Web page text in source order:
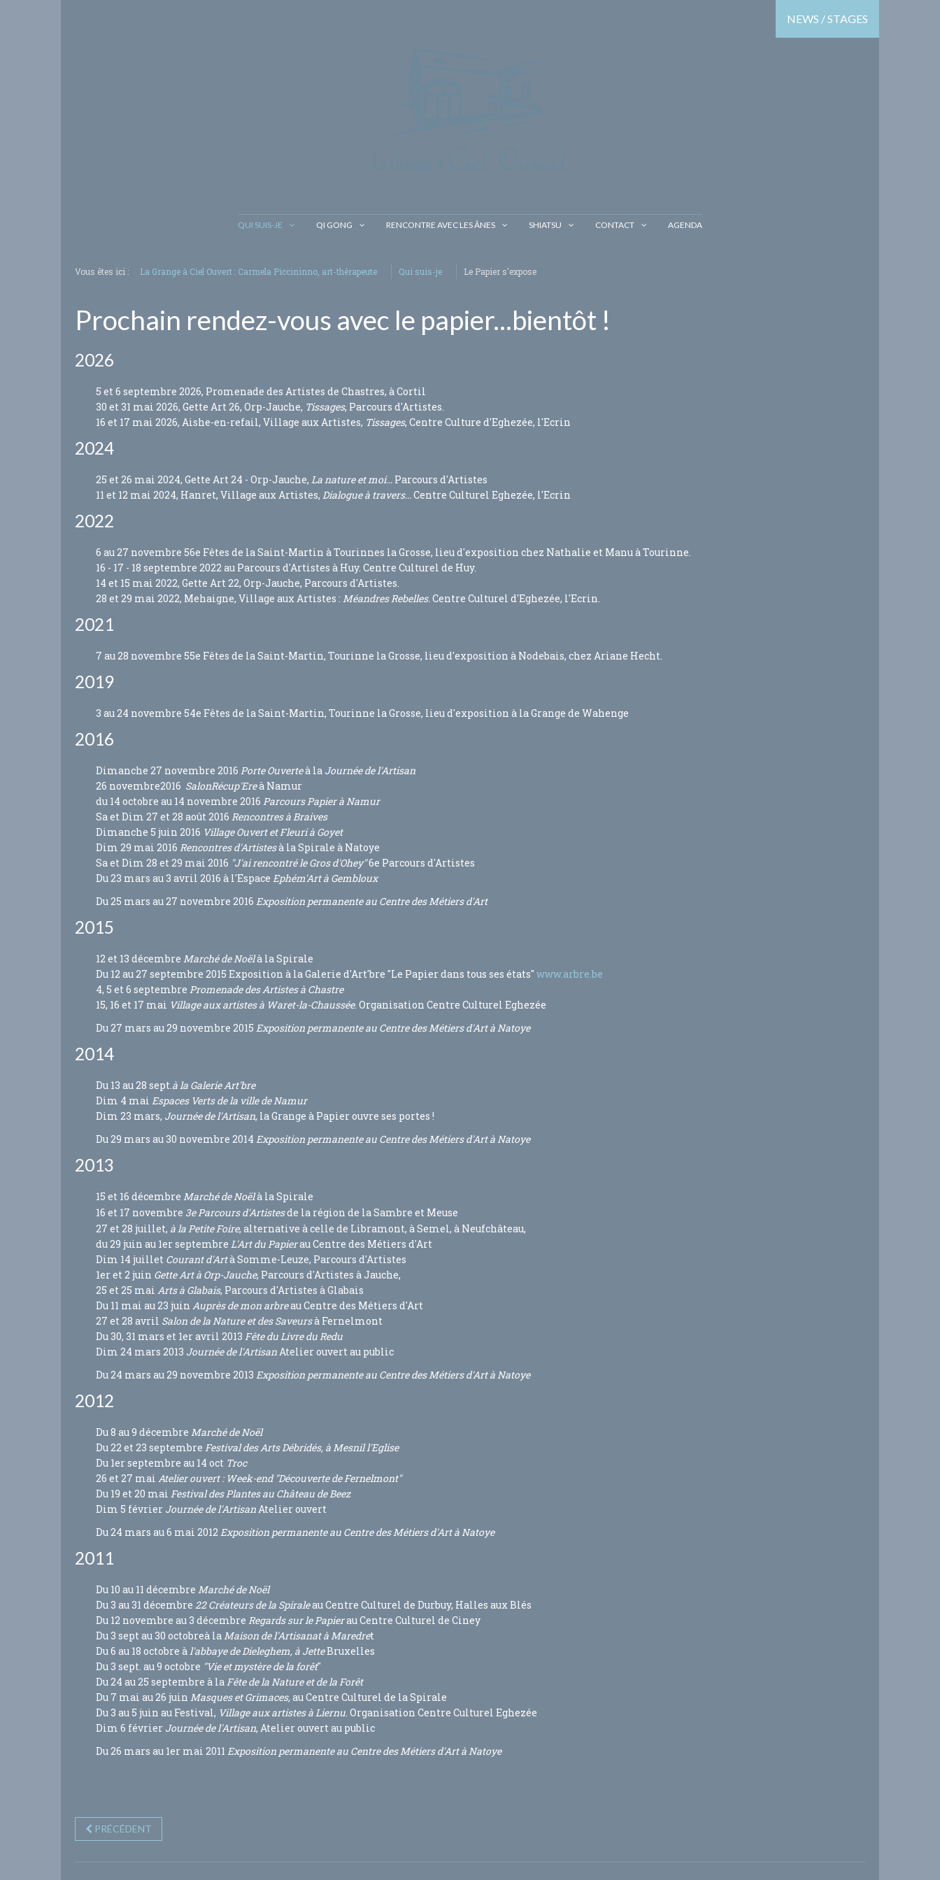
NEWS / STAGES
QUI SUIS-JE QI GONG RENCONTRE AVEC LES ÂNES SHIATSU CONTACT AGENDA
Vous êtes ici : La Grange à Ciel Ouvert : Carmela Piccininno, art-thérapeute Qui suis-je Le Papier s'expose
Prochain rendez-vous avec le papier...bientôt !
2026
5 et 6 septembre 2026, Promenade des Artistes de Chastres, à Cortil
30 et 31 mai 2026, Gette Art 26, Orp-Jauche, Tissages, Parcours d'Artistes.
16 et 17 mai 2026, Aishe-en-refail, Village aux Artistes, Tissages, Centre Culture d'Eghezée, l'Ecrin
2024
25 et 26 mai 2024, Gette Art 24 - Orp-Jauche, La nature et moi... Parcours d'Artistes
11 et 12 mai 2024, Hanret, Village aux Artistes, Dialogue à travers...Centre Culturel Eghezée, l'Ecrin
2022
6 au 27 novembre 56e Fêtes de la Saint-Martin à Tourinnes la Grosse, lieu d'exposition chez Nathalie et Manu à Tourinne.
16 - 17 - 18 septembre 2022 au Parcours d'Artistes à Huy. Centre Culturel de Huy.
14 et 15 mai 2022, Gette Art 22, Orp-Jauche, Parcours d'Artistes.
28 et 29 mai 2022, Mehaigne, Village aux Artistes : Méandres Rebelles.Centre Culturel d'Eghezée, l'Ecrin.
2021
7 au 28 novembre 55e Fêtes de la Saint-Martin, Tourinne la Grosse, lieu d'exposition à Nodebais, chez Ariane Hecht.
2019
3 au 24 novembre 54e Fêtes de la Saint-Martin, Tourinne la Grosse, lieu d'exposition à la Grange de Wahenge
2016
Dimanche 27 novembre 2016 Porte Ouverteà la Journée de l'Artisan
26 novembre2016 SalonRécup'Ereà Namur
du 14 octobre au 14 novembre 2016 Parcours Papier à Namur
Sa et Dim 27 et 28 août 2016 Rencontres à Braives
Dimanche 5 juin 2016 Village Ouvert et Fleuri à Goyet
Dim 29 mai 2016 Rencontres d'Artistesà la Spirale à Natoye
Sa et Dim 28 et 29 mai 2016 "J'ai rencontré le Gros d'Ohey"6e Parcours d'Artistes
Du 23 mars au 3 avril 2016 à l'Espace Ephém'Art à Gembloux
Du 25 mars au 27 novembre 2016 Exposition permanente au Centre des Métiers d'Art
2015
12 et 13 décembre Marché de Noëlà la Spirale
Du 12 au 27 septembre 2015 Exposition à la Galerie d'Art'bre "Le Papier dans tous ses états" www.arbre.be
4, 5 et 6 septembre Promenade des Artistes à Chastre
15, 16 et 17 mai Village aux artistes à Waret-la-Chaussée. Organisation Centre Culturel Eghezée
Du 27 mars au 29 novembre 2015 Exposition permanente au Centre des Métiers d'Art à Natoye
2014
Du 13 au 28 sept.à la Galerie Art'bre
Dim 4 mai Espaces Verts de la ville de Namur
Dim 23 mars, Journée de l'Artisan, la Grange à Papier ouvre ses portes !
Du 29 mars au 30 novembre 2014 Exposition permanente au Centre des Métiers d'Art à Natoye
2013
15 et 16 décembre Marché de Noëlà la Spirale
16 et 17 novembre 3e Parcours d'Artistesde la région de la Sambre et Meuse
27 et 28 juillet, à la Petite Foire, alternative à celle de Libramont, à Semel, à Neufchâteau,
du 29 juin au 1er septembre L'Art du Papierau Centre des Métiers d'Art
Dim 14 juillet Courant d'Artà Somme-Leuze, Parcours d'Artistes
1er et 2 juin Gette Art à Orp-Jauche, Parcours d'Artistes à Jauche,
25 et 25 mai Arts à Glabais, Parcours d'Artistes à Glabais
Du 11 mai au 23 juin Auprès de mon arbreau Centre des Métiers d'Art
27 et 28 avril Salon de la Nature et des Saveursà Fernelmont
Du 30, 31 mars et 1er avril 2013 Fête du Livre du Redu
Dim 24 mars 2013 Journée de l'ArtisanAtelier ouvert au public
Du 24 mars au 29 novembre 2013 Exposition permanente au Centre des Métiers d'Art à Natoye
2012
Du 8 au 9 décembre Marché de Noël
Du 22 et 23 septembre Festival des Arts Débridés, à Mesnil l'Eglise
Du 1er septembre au 14 oct Troc
26 et 27 mai Atelier ouvert: Week-end "Découverte de Fernelmont"
Du 19 et 20 mai Festival des Plantes au Château de Beez
Dim 5 février Journée de l'ArtisanAtelier ouvert
Du 24 mars au 6 mai 2012 Exposition permanente au Centre des Métiers d'Art à Natoye
2011
Du 10 au 11 décembre Marché de Noël
Du 3 au 31 décembre 22 Créateurs de la Spiraleau Centre Culturel de Durbuy, Halles aux Blés
Du 12 novembre au 3 décembre Regards sur le Papierau Centre Culturel de Ciney
Du 3 sept au 30 octobreà laMaison de l'Artisanat à Maredret
Du 6 au 18 octobre àl'abbaye de Dieleghem, à JetteBruxelles
Du 3 sept. au 9 octobre "Vie et mystère de la forêt"
Du 24 au 25 septembre à laFête de la Nature et de la Forêt
Du 7 mai au 26 juin Masques et Grimaces,au Centre Culturel de la Spirale
Du 3 au 5 juin au Festival, Village aux artistes à Liernu. Organisation Centre Culturel Eghezée
Dim 6 février Journée de l'Artisan, Atelier ouvert au public
Du 26 mars au 1er mai 2011 Exposition permanente au Centre des Métiers d'Art à Natoye
PRÉCÉDENT